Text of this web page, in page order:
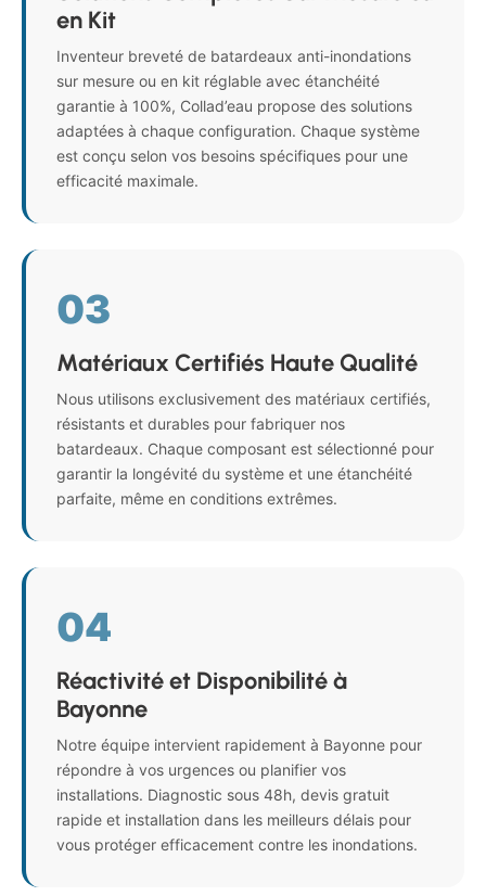
en Kit
Inventeur breveté de batardeaux anti-inondations
sur mesure ou en kit réglable avec étanchéité
garantie à 100%, Collad’eau propose des solutions
adaptées à chaque configuration. Chaque système
est conçu selon vos besoins spécifiques pour une
efficacité maximale.
03
Matériaux Certifiés Haute Qualité
Nous utilisons exclusivement des matériaux certifiés,
résistants et durables pour fabriquer nos
batardeaux. Chaque composant est sélectionné pour
garantir la longévité du système et une étanchéité
parfaite, même en conditions extrêmes.
04
Réactivité et Disponibilité à
Bayonne
Notre équipe intervient rapidement à Bayonne pour
répondre à vos urgences ou planifier vos
installations. Diagnostic sous 48h, devis gratuit
rapide et installation dans les meilleurs délais pour
vous protéger efficacement contre les inondations.